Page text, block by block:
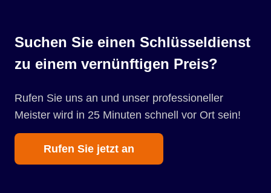
Suchen Sie einen Schlüsseldienst
zu einem vernünftigen Preis?
Rufen Sie uns an und unser professioneller
Meister wird in 25 Minuten schnell vor Ort sein!
Rufen Sie jetzt an